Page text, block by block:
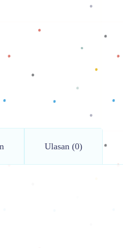
Ulasan (0)